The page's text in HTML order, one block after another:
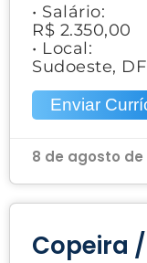
• Salário:
R$ 2.350,00
• Local:
Sudoeste, DF
Enviar
8 de agosto de
Copeira